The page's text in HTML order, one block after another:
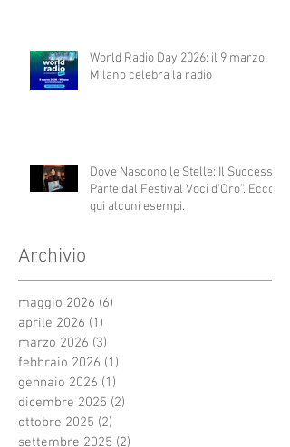
World Radio Day 2026: il 9 marzo
Milano celebra la radio
Dove Nascono le Stelle: Il Successo
Parte dal Festival Voci d’Oro”. Ecco
qui alcuni esempi.
Archivio
maggio 2026 (6)
aprile 2026 (1)
marzo 2026 (3)
febbraio 2026 (1)
gennaio 2026 (1)
dicembre 2025 (2)
ottobre 2025 (2)
settembre 2025 (2)